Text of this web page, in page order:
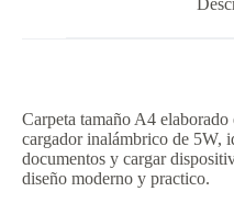
Carpeta tamaño A4
cargador inalámbrico de 5W,
documentos y cargar
diseño moderno y practico.